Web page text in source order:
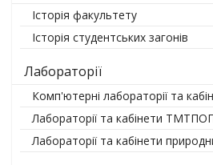
Історія факультету
Історія студентських загонів
Лабораторії
Комп'ютерні лабораторії та
Лабораторії та кабінети
Лабораторії та кабінети